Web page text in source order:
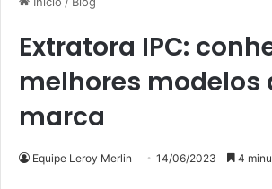
Extratora IPC:
melhores modelos
marca
Equipe Leroy Merlin 14/06/2023 4